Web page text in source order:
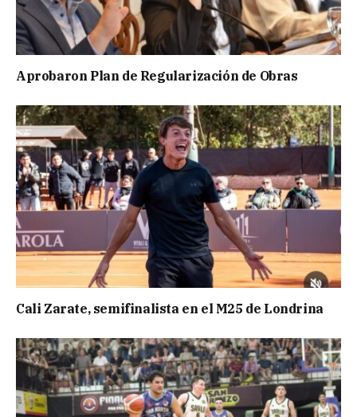
Aprobaron Plan de Regularización de Obras
Cali Zarate, semifinalista en el M25 de Londrina